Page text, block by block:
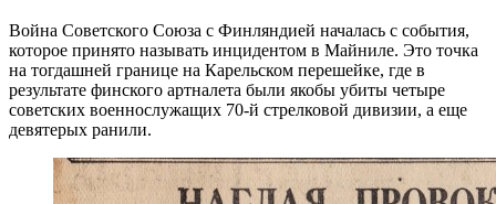
Война Советского Союза с Финляндией началась с события,
которое принято называть инцидентом в Майниле. Это точка
на тогдашней границе на Карельском перешейке, где в
результате финского артналета были якобы убиты четыре
советских военнослужащих 70-й стрелковой дивизии, а еще
девятерых ранили.